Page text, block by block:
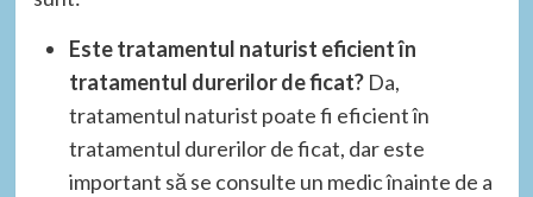
Este tratamentul naturist eficient în
tratamentul durerilor de ficat?Da,
tratamentul naturist poate fi eficient în
tratamentul durerilor de ficat, dar este
important să se consulte un medic înainte de a